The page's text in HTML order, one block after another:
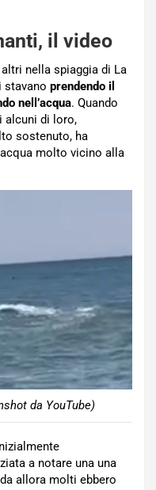
il video
nella spiaggia di La
stavano prendendo il
nell’acqua. Quando
alcuni di loro,
sostenuto, ha
molto vicino alla
da YouTube)
a notare una una
allora molti ebbero